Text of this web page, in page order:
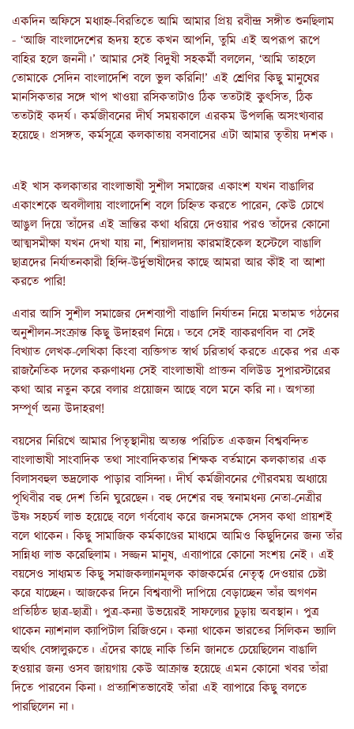
একদিন অফিসে মধ্যাহ্ন-বিরতিতে আমি আমার প্রিয় রবীন্দ্র সঙ্গীত শুনছিলাম
- ‘আজি বাংলাদেশের হৃদয় হতে কখন আপনি, তুমি এই অপরূপ রূপে
বাহির হলে জননী।’ আমার সেই বিদুষী সহকর্মী বললেন, ‘আমি তাহলে
তোমাকে সেদিন বাংলাদেশি বলে ভুল করিনি!’ এই শ্রেণির কিছু মানুষের
মানসিকতার সঙ্গে খাপ খাওয়া রসিকতাটাও ঠিক ততটাই কুৎসিত, ঠিক
ততটাই কদর্য। কর্মজীবনের দীর্ঘ সময়কালে এরকম উপলব্ধি অসংখ্যবার
হয়েছে। প্রসঙ্গত, কর্মসূত্রে কলকাতায় বসবাসের এটা আমার তৃতীয় দশক।
এই খাস কলকাতার বাংলাভাষী সুশীল সমাজের একাংশ যখন বাঙালির
একাংশকে অবলীলায় বাংলাদেশি বলে চিহ্নিত করতে পারেন, কেউ চোখে
আঙুল দিয়ে তাঁদের এই ভ্রান্তির কথা ধরিয়ে দেওয়ার পরও তাঁদের কোনো
আত্মসমীক্ষা যখন দেখা যায় না, শিয়ালদায় কারমাইকেল হস্টেলে বাঙালি
ছাত্রদের নির্যাতনকারী হিন্দি-উর্দুভাষীদের কাছে আমরা আর কীই বা আশা
করতে পারি!
এবার আসি সুশীল সমাজের দেশব্যাপী বাঙালি নির্যাতন নিয়ে মতামত গঠনের
অনুশীলন-সংক্রান্ত কিছু উদাহরণ নিয়ে। তবে সেই ব্যাকরণবিদ বা সেই
বিখ্যাত লেখক-লেখিকা কিংবা ব্যক্তিগত স্বার্থ চরিতার্থ করতে একের পর এক
রাজনৈতিক দলের করুণাধন্য সেই বাংলাভাষী প্রাক্তন বলিউড সুপারস্টারের
কথা আর নতুন করে বলার প্রয়োজন আছে বলে মনে করি না। অগত্যা
সম্পূর্ণ অন্য উদাহরণ!
বয়সের নিরিখে আমার পিতৃস্থানীয় অত্যন্ত পরিচিত একজন বিশ্ববন্দিত
বাংলাভাষী সাংবাদিক তথা সাংবাদিকতার শিক্ষক বর্তমানে কলকাতার এক
বিলাসবহুল ভদ্রলোক পাড়ার বাসিন্দা। দীর্ঘ কর্মজীবনের গৌরবময় অধ্যায়ে
পৃথিবীর বহু দেশ তিনি ঘুরেছেন। বহু দেশের বহু স্বনামধন্য নেতা-নেত্রীর
উষ্ণ সহচর্য লাভ হয়েছে বলে গর্ববোধ করে জনসমক্ষে সেসব কথা প্রায়শই
বলে থাকেন। কিছু সামাজিক কর্মকাণ্ডের মাধ্যমে আমিও কিছুদিনের জন্য তাঁর
সান্নিধ্য লাভ করেছিলাম। সজ্জন মানুষ, এব্যাপারে কোনো সংশয় নেই। এই
বয়সেও সাধ্যমত কিছু সমাজকল্যানমূলক কাজকর্মের নেতৃত্ব দেওয়ার চেষ্টা
করে যাচ্ছেন। আজকের দিনে বিশ্বব্যাপী দাপিয়ে বেড়াচ্ছেন তাঁর অগণন
প্রতিষ্ঠিত ছাত্র-ছাত্রী। পুত্র-কন্যা উভয়েরই সাফল্যের চূড়ায় অবস্থান। পুত্র
থাকেন ন্যাশনাল ক্যাপিটাল রিজিওনে। কন্যা থাকেন ভারতের সিলিকন ভ্যালি
অর্থাৎ বেঙ্গালুরুতে। এঁদের কাছে নাকি তিনি জানতে চেয়েছিলেন বাঙালি
হওয়ার জন্য ওসব জায়গায় কেউ আক্রান্ত হয়েছে এমন কোনো খবর তাঁরা
দিতে পারবেন কিনা। প্রত্যাশিতভাবেই তাঁরা এই ব্যাপারে কিছু বলতে
পারছিলেন না।